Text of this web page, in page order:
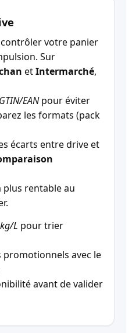
votre panier
Sur
etIntermarché,
GTIN/EANpour éviter
les formats (pack
écarts entre drive et
plus rentable au
L pour trier
promotionnels avec le
avant de valider